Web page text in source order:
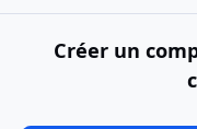
Créer un